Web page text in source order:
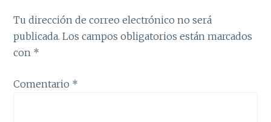
Tu dirección de correo electrónico no será
publicada. Los campos obligatorios están marcados
con *
Comentario *